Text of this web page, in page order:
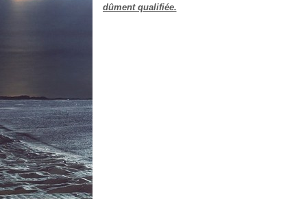
dûment qualifiée.